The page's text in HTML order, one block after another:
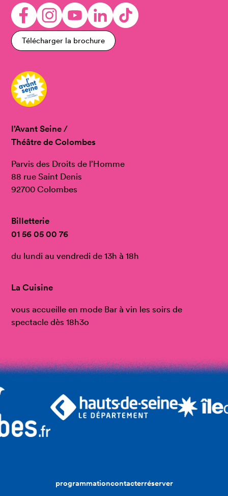
Télécharger la brochure
l’Avant Seine /
Théâtre de Colombes
Parvis des Droits de l’Homme
88 rue Saint Denis
92700 Colombes
Billetterie
01 56 05 00 76
du lundi au vendredi de 13h à 18h
La Cuisine
vous accueille en mode Bar à vin les soirs de
spectacle dès 18h3o
programmationcontacterréserver